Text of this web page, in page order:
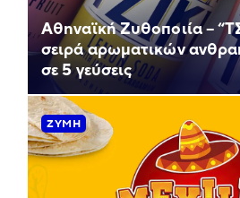
Αθηναϊκή Ζυθοποιία –
σειρά αρωματικών
σε 5 γεύσεις
ΖΎΜΗ